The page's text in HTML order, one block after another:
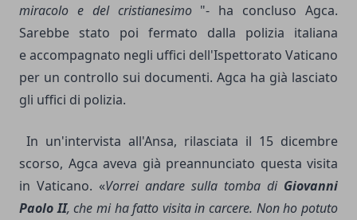
miracolo e del cristianesimo"- ha concluso Agca.
Sarebbe stato poi fermato dalla polizia italiana
e accompagnato negli uffici dell'Ispettorato Vaticano
per un controllo sui documenti. Agca ha già lasciato
gli uffici di polizia.
In un'intervista all'Ansa, rilasciata il 15 dicembre
scorso, Agca aveva già preannunciato questa visita
in Vaticano. «Vorrei andare sulla tomba di Giovanni
Paolo II, che mi ha fatto visita in carcere. Non ho potuto